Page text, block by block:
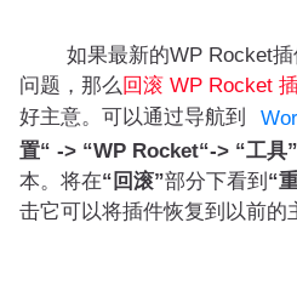
如果最新的WP Rocket插
问题，那么回滚 WP Rocket
好主意。可以通过导航到
置“ -> “WP Rocket“-> “工具”
本。将在“回滚”部分下看到 “
击它可以将插件恢复到以前的